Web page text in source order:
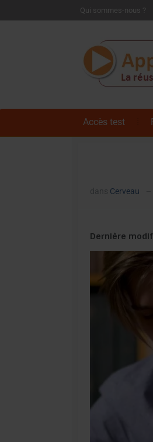
Qui sommes-nous ?
Accès test
Cerveau
Dernière